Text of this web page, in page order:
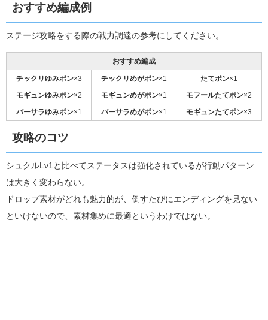
おすすめ編成例
ステージ攻略をする際の戦力調達の参考にしてください。
おすすめ編成
チックリゆみポン×3
モギュンゆみポン×2
バーサラゆみポン×1
チックリめがポン×1
モギュンめがポン×1
バーサラめがポン×1
たてポン×1
モフールたてポン×2
モギュンたてポン×3
攻略のコツ
シュクルLv1と比べてステータスは強化されているが行動パターン
は大きく変わらない。
ドロップ素材がどれも魅力的が、倒すたびにエンディングを見ない
といけないので、素材集めに最適というわけではない。